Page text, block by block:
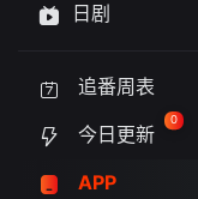
日剧
追番周表
今日更新
0
APP